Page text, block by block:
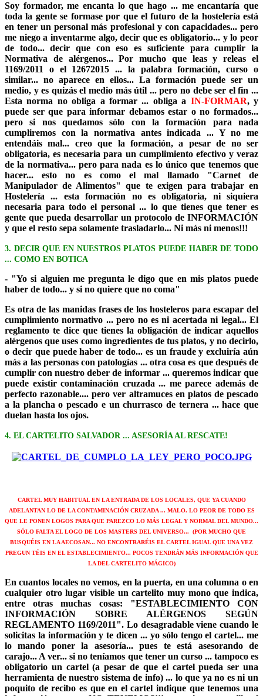
Soy formador, me encanta lo que hago ... me encantaría que
toda la gente se formase por que el futuro de la hostelería está
en tener un personal más profesional y con capacidades... pero
me niego a inventarme algo, decir que es obligatorio... y lo peor
de todo... decir que con eso es suficiente para cumplir la
Normativa de alérgenos... Por mucho que leas y releas el
1169/2011 o el 12672015 ... la palabra formación, curso o
similar... no aparece en ellos... La formación puede ser un
medio, y es quizás el medio más útil ... pero no debe ser el fin ...
Esta norma no obliga a formar ... obliga a IN-FORMAR, y
puede ser que para informar debamos estar o no formados...
pero si nos quedamos sólo con la formación para nada
cumpliremos con la normativa antes indicada ... Y no me
entendáis mal... creo que la formación, a pesar de no ser
obligatoria, es necesaria para un cumplimiento efectivo y veraz
de la normativa... pero para nada es lo único que tenemos que
hacer... esto no es como el mal llamado "Carnet de
Manipulador de Alimentos" que te exigen para trabajar en
Hostelería ... esta formación no es obligatoria, ni siquiera
necesaria para todo el personal ... lo que tienes que tener es
gente que pueda desarrollar un protocolo de INFORMACIÓN
y que el resto sepa solamente trasladarlo... Ni más ni menos!!!
3. DECIR QUE EN NUESTROS PLATOS PUEDE HABER DE TODO
... COMO EN BOTICA
- "Yo si alguien me pregunta le digo que en mis platos puede
haber de todo... y si no quiere que no coma"
Es otra de las manidas frases de los hosteleros para escapar del
cumplimiento normativo ... pero no es ni acertada ni legal... El
reglamento te dice que tienes la obligación de indicar aquellos
alérgenos que uses como ingredientes de tus platos, y no decirlo,
o decir que puede haber de todo... es un fraude y excluiría aún
más a las personas con patologías ... otra cosa es que después de
cumplir con nuestro deber de informar ... queremos indicar que
puede existir contaminación cruzada ... me parece además de
perfecto razonable.... pero ver altramuces en platos de pescado
a la plancha o pescado e un churrasco de ternera ... hace que
duelan hasta los ojos.
4. EL CARTELITO SALVADOR ... ASESORÍA AL RESCATE!
CARTEL MUY HABITUAL EN LA ENTRADA DE LOS LOCALES, QUE YA CUANDO
ADELANTAN LO DE LA CONTAMINACIÓN CRUZADA ... MALO. LO PEOR DE TODO ES
QUE LE PONEN LOGOS PARA QUE PAREZCO LO MÁS LEGAL Y NORMAL DEL MUNDO...
SÓLO FALTA EL LOGO DE LOS MASTERS DEL UNIVERSO... (POR MUCHO QUE
BUSQUÉIS EN LA AECOSAN... NO ENCONTRARÉIS EL CARTEL IGUAL QUE UNA VEZ
PREGUN TÉIS EN EL ESTABLECIMIENTO... POCOS TENDRÁN MÁS INFORMACIÓN QUE
LA DEL CARTELITO MÁGICO)
En cuantos locales no vemos, en la puerta, en una columna o en
cualquier otro lugar visible un cartelito muy mono que indica,
entre otras muchas cosas: "ESTABLECIMIENTO CON
INFORMACIÓN SOBRE ALÉRGENOS SEGÚN
REGLAMENTO 1169/2011". Lo desagradable viene cuando le
solicitas la información y te dicen ... yo sólo tengo el cartel... me
lo mando poner la asesoría... pues te está asesorando de
carajo... A ver... si no teníamos que tener un curso ... tampoco es
obligatorio un cartel (a pesar de que el cartel pueda ser una
herramienta de nuestro sistema de info) ... lo que ya no es ni un
poquito de recibo es que en el cartel indique que tenemos una